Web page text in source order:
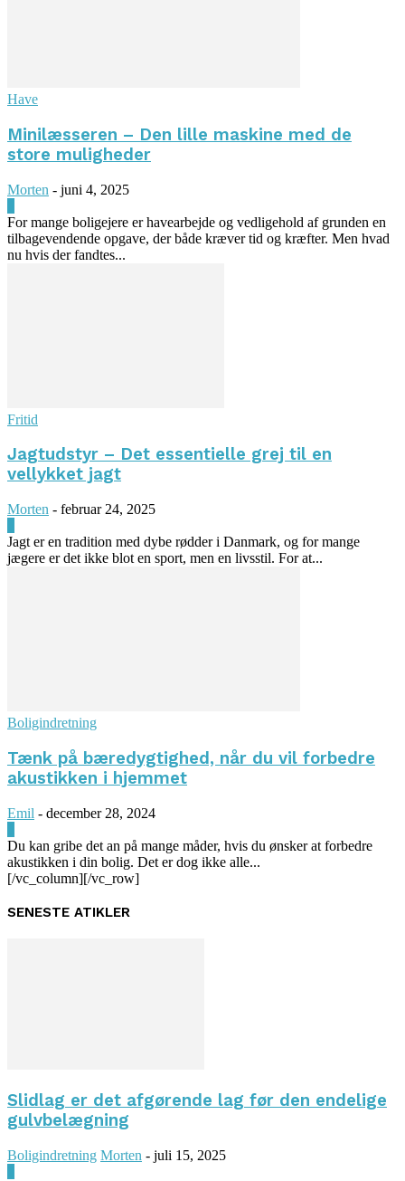
Have
Minilæsseren – Den lille maskine med de
store muligheder
Morten - juni 4, 2025
For mange boligejere er havearbejde og vedligehold af grunden en
tilbagevendende opgave, der både kræver tid og kræfter. Men hvad
nu hvis der fandtes...
Fritid
Jagtudstyr – Det essentielle grej til en
vellykket jagt
Morten - februar 24, 2025
Jagt er en tradition med dybe rødder i Danmark, og for mange
jægere er det ikke blot en sport, men en livsstil. For at...
Boligindretning
Tænk på bæredygtighed, når du vil forbedre
akustikken i hjemmet
Emil - december 28, 2024
Du kan gribe det an på mange måder, hvis du ønsker at forbedre
akustikken i din bolig. Det er dog ikke alle...
[/vc_column][/vc_row]
SENESTE ATIKLER
Slidlag er det afgørende lag før den endelige
gulvbelægning
Boligindretning Morten - juli 15, 2025